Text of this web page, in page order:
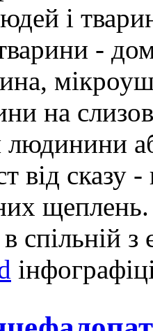
і
-
на
людинини
від сказу
щеплень.
спільній